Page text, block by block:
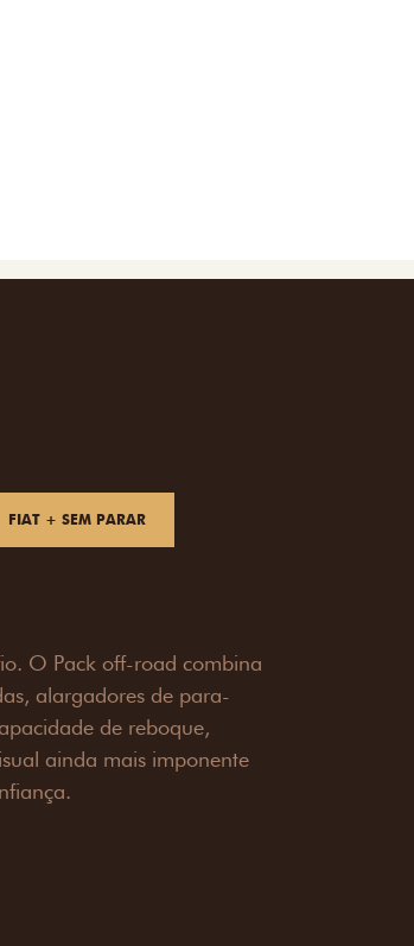
FIAT + SEM PARAR
O Pack off-road combina
alargadores de para-
de reboque,
ainda mais imponente